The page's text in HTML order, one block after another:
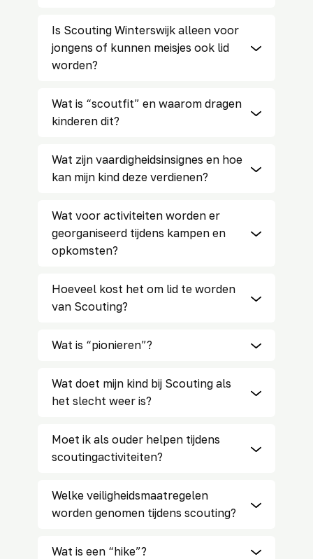
Is Scouting Winterswijk alleen voor
jongens of kunnen meisjes ook lid
worden?
Wat is “scoutfit” en waarom dragen
kinderen dit?
Wat zijn vaardigheidsinsignes en hoe
kan mijn kind deze verdienen?
Wat voor activiteiten worden er
georganiseerd tijdens kampen en
opkomsten?
Hoeveel kost het om lid te worden
van Scouting?
Wat is “pionieren”?
Wat doet mijn kind bij Scouting als
het slecht weer is?
Moet ik als ouder helpen tijdens
scoutingactiviteiten?
Welke veiligheidsmaatregelen
worden genomen tijdens scouting?
Wat is een “hike”?